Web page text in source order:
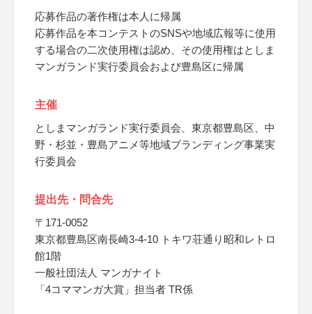
応募作品の著作権は本人に帰属
応募作品を本コンテストのSNSや地域広報等に使用
する場合の二次使用権は認め、その使用権はとしま
マンガランド実行委員会および豊島区に帰属
主催
としまマンガランド実行委員会、東京都豊島区、中
野・杉並・豊島アニメ等地域ブランディング事業実
行委員会
提出先・問合先
〒171-0052
東京都豊島区南長崎3-4-10 トキワ荘通り昭和レトロ
館1階
一般社団法人 マンガナイト
「4コママンガ大賞」担当者 TR係